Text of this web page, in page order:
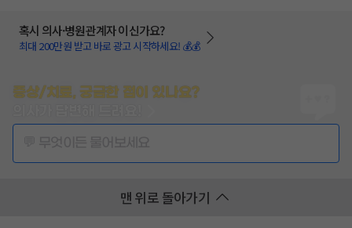
혹시 의사·병원관계자 이신가요?
최대 200만원 받고 바로 광고 시작하세요! 💰💰
증상/치료, 궁금한 점이 있나요?
맨 위로 돌아가기